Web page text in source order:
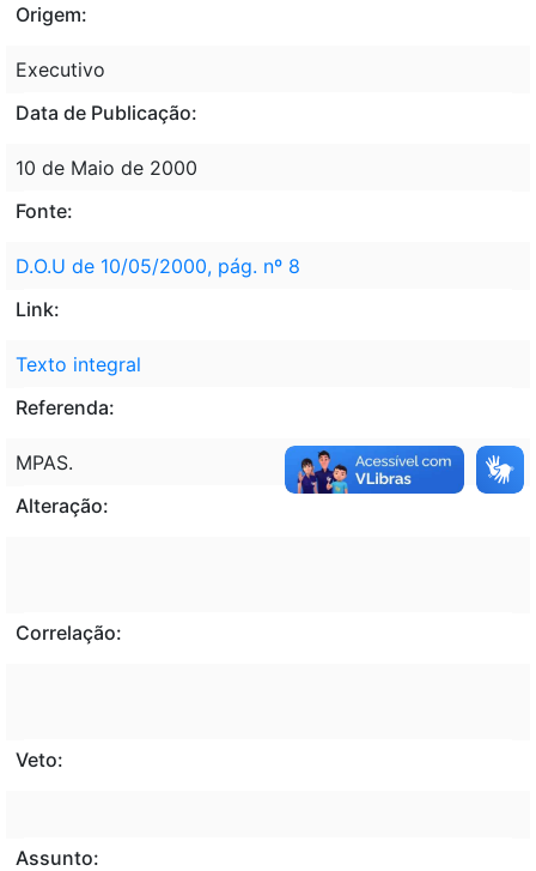
Origem:
Executivo
Data de Publicação:
10 de Maio de 2000
Fonte:
D.O.U de 10/05/2000, pág. nº 8
Link:
Texto integral
Referenda:
MPAS.
Alteração:
Correlação:
Veto:
Assunto: